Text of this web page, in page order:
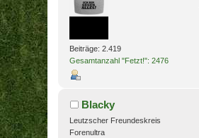
Beiträge: 2.419
Gesamtanzahl "Fetzt!": 2476
Blacky
Leutzscher Freundeskreis
Forenultra